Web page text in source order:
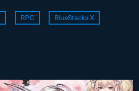
RPG BlueStacks X